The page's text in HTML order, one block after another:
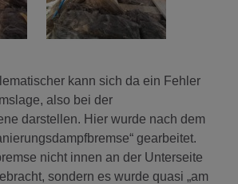
kann sich da ein Fehler
also bei der
darstellen. Hier wurde nach dem
gearbeitet.
nicht innen an der Unterseite
sondern es wurde quasi „am